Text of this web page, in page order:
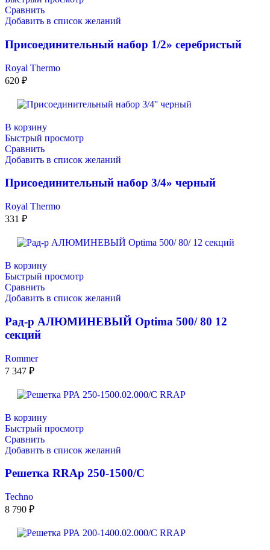
Сравнить
Добавить в список желаний
Присоединительный набор 1/2» серебристый
Royal Thermo
620 ₽
В корзину
Быстрый просмотр
Сравнить
Добавить в список желаний
Присоединительный набор 3/4» черный
Royal Thermo
331 ₽
В корзину
Быстрый просмотр
Сравнить
Добавить в список желаний
Рад-р АЛЮМИНЕВЫЙ Optima 500/ 80 12
секций
Rommer
7 347 ₽
В корзину
Быстрый просмотр
Сравнить
Добавить в список желаний
Решетка RRAp 250-1500/С
Techno
8 790 ₽